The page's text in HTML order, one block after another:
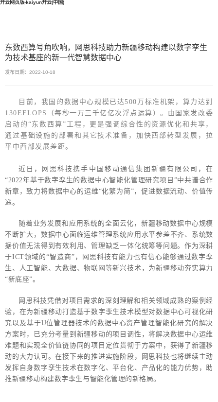
开云网页版-kaiyun开云(中国)
东数西算号角吹响，网思科技助力新疆移动构建以数字孪生
为技术基座的新一代智慧数据中心
发布日期：2022-10-18
目前，我国的数据中心规模已达500万标准机架，算力达到
130EFLOPS（每秒一万三千亿亿次浮点运算）。由国家发改委
启动的“东数西算”工程，更是强调综合性的资源优化和共享，
通过基础设施的部署和其它技术准备，加快西部转型发展，拉
平中西部发展差距。
近日，网思科技携手中国移动通信集团新疆有限公司，在
“2022年基于数字孪生的数据中心智能化管理研究项目”中共谱合作
新章，致力将数据中心的运维“化繁为简”，促进数据流动、价值传
递。
随着业务发展和应用系统的全面云化，新疆移动数据中心规模
不断扩大，数据中心面临运维管理系统应用水平参差不齐、系统数
据价值无法得到有效利用、管理缺乏一体化统筹等问题。作为深耕
于ICT领域的“智造商”，网思科技有能力也有信心能够通过数字孪
生、人工智能、大数据、物联网等新兴技术，为新疆移动夯实算力
“新底座”。
网思科技凭借对项目需求的深刻理解和相关领域成熟的案例经
验，在为新疆移动打造基于数字孪生技术模型对数据中心可视化研
究以及基于U位管理器技术的数据中心资产管理智能化研究的解决
方案时，已充分考量到新疆移动的项目调性，将解决数据中心运维
难题和实现全价值链协同的项目定位贯彻于方案中，获得了新疆移
动的大力认可。在接下来的推进实施阶段，网思科技也将继续主动
发挥自身数字孪生技术在数字化、平台化、产品化的能力优势，助
推新疆移动构建数字孪生与智能化管理的新格局。